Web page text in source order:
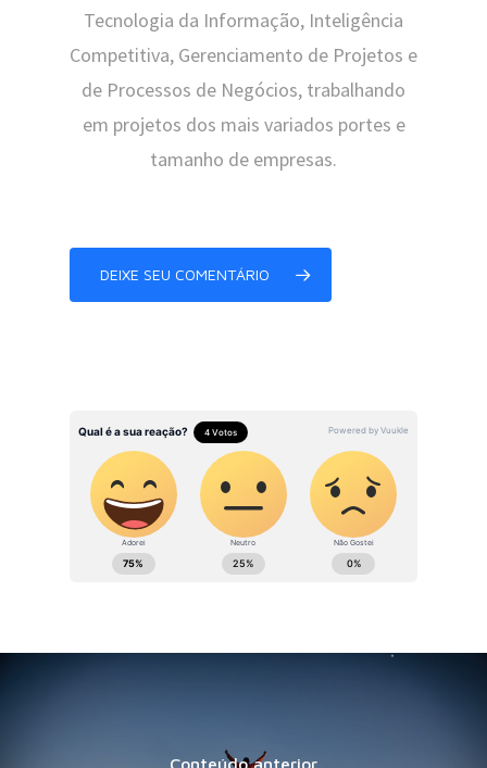
Tecnologia da Informação, Inteligência
Competitiva, Gerenciamento de Projetos e
de Processos de Negócios, trabalhando
em projetos dos mais variados portes e
tamanho de empresas.
DEIXE SEU COMENTÁRIO
Conteúdo anterior